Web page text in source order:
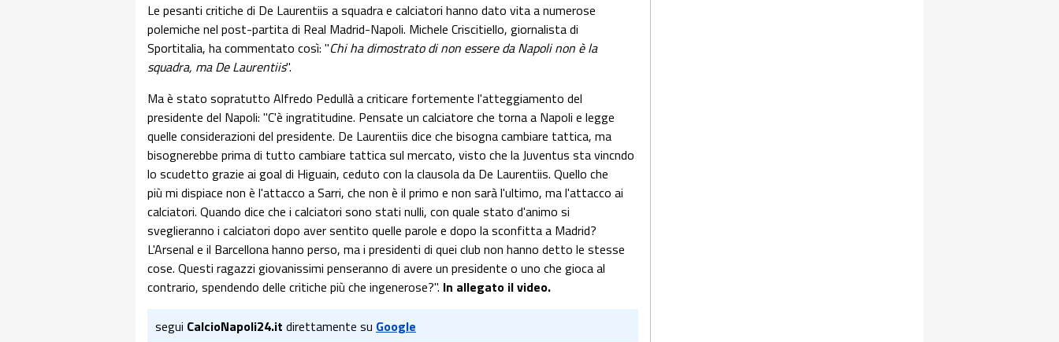
Le pesanti critiche di De Laurentiis a squadra e calciatori hanno dato vita a numerose
polemiche nel post-partita di Real Madrid-Napoli. Michele Criscitiello, giornalista di
Sportitalia, ha commentato così: "Chi ha dimostrato di non essere da Napoli non è la
squadra, ma De Laurentiis".
Ma è stato sopratutto Alfredo Pedullà a criticare fortemente l'atteggiamento del
presidente del Napoli: "C'è ingratitudine. Pensate un calciatore che torna a Napoli e legge
quelle considerazioni del presidente. De Laurentiis dice che bisogna cambiare tattica, ma
bisognerebbe prima di tutto cambiare tattica sul mercato, visto che la Juventus sta vincndo
lo scudetto grazie ai goal di Higuain, ceduto con la clausola da De Laurentiis. Quello che
più mi dispiace non è l'attacco a Sarri, che non è il primo e non sarà l'ultimo, ma l'attacco ai
calciatori. Quando dice che i calciatori sono stati nulli, con quale stato d'animo si
sveglieranno i calciatori dopo aver sentito quelle parole e dopo la sconfitta a Madrid?
L'Arsenal e il Barcellona hanno perso, ma i presidenti di quei club non hanno detto le stesse
cose. Questi ragazzi giovanissimi penseranno di avere un presidente o uno che gioca al
contrario, spendendo delle critiche più che ingenerose?". In allegato il video.
segui CalcioNapoli24.it direttamente su Google